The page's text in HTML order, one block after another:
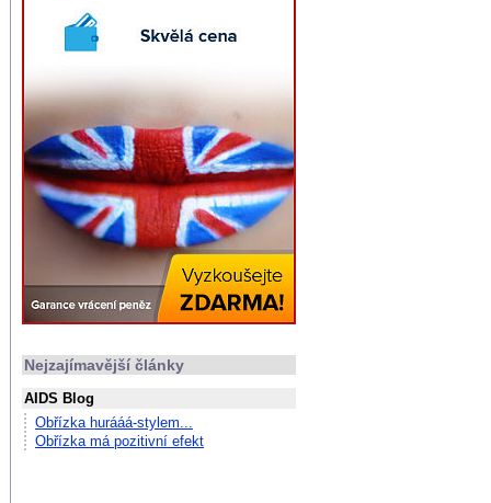
Nejzajímavější články
AIDS Blog
Obřízka hurááá-stylem...
Obřízka má pozitivní efekt